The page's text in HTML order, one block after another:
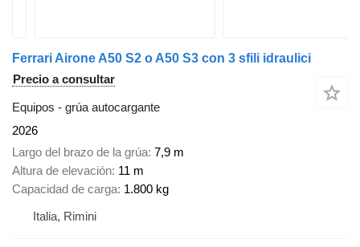
Ferrari Airone A50 S2 o A50 S3 con 3 sfili idraulici
Precio a consultar
Equipos - grúa autocargante
2026
Largo del brazo de la grúa 7,9 m
Altura de elevación 11 m
Capacidad de carga 1.800 kg
Italia, Rimini